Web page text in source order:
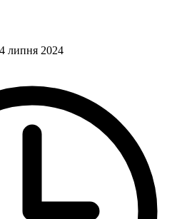
липня 2024